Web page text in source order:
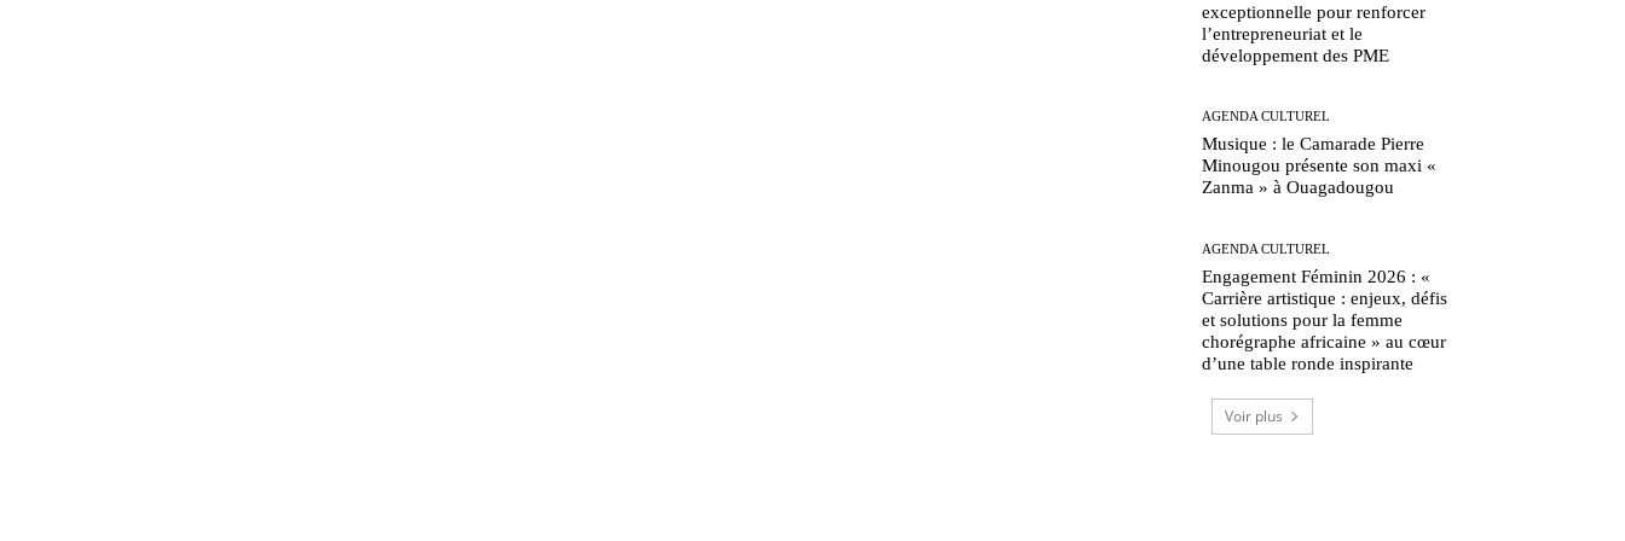
exceptionnelle pour renforcer
l’entrepreneuriat et le
développement des PME
AGENDA CULTUREL
Musique : le Camarade Pierre
Minougou présente son maxi «
Zanma » à Ouagadougou
AGENDA CULTUREL
Engagement Féminin 2026 : «
Carrière artistique : enjeux, défis
et solutions pour la femme
chorégraphe africaine » au cœur
d’une table ronde inspirante
Voir plus